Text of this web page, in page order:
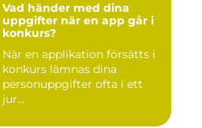
Vad händer med dina
uppgifter när en app går i
konkurs?
När en applikation försätts i
konkurs lämnas dina
personuppgifter ofta i ett
jur...